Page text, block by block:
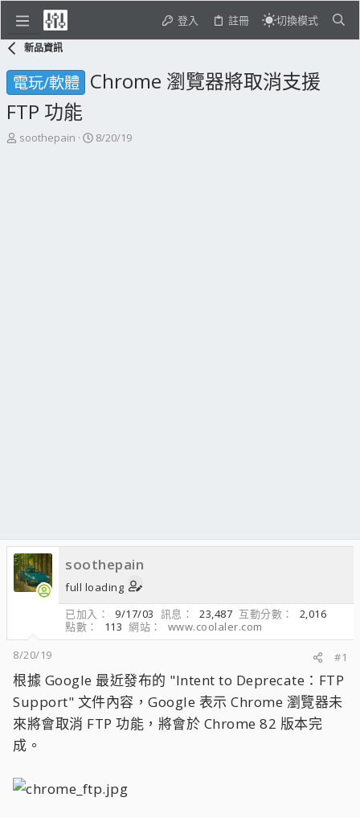
登入 註冊 切換模式
新品資訊
電玩/軟體 Chrome 瀏覽器將取消支援
FTP 功能
主
soothepain
開
8/20/19
soothepain
full loading
已加入
9/17/03 訊息 23,487 互動分數
2,016
點數
113 網站
www.coolaler.com
8/20/19
#1
根據 Google 最近發布的 "Intent to Deprecate：FTP
Support" 文件內容，Google 表示 Chrome 瀏覽器未
來將會取消 FTP 功能，將會於 Chrome 82 版本完
成。